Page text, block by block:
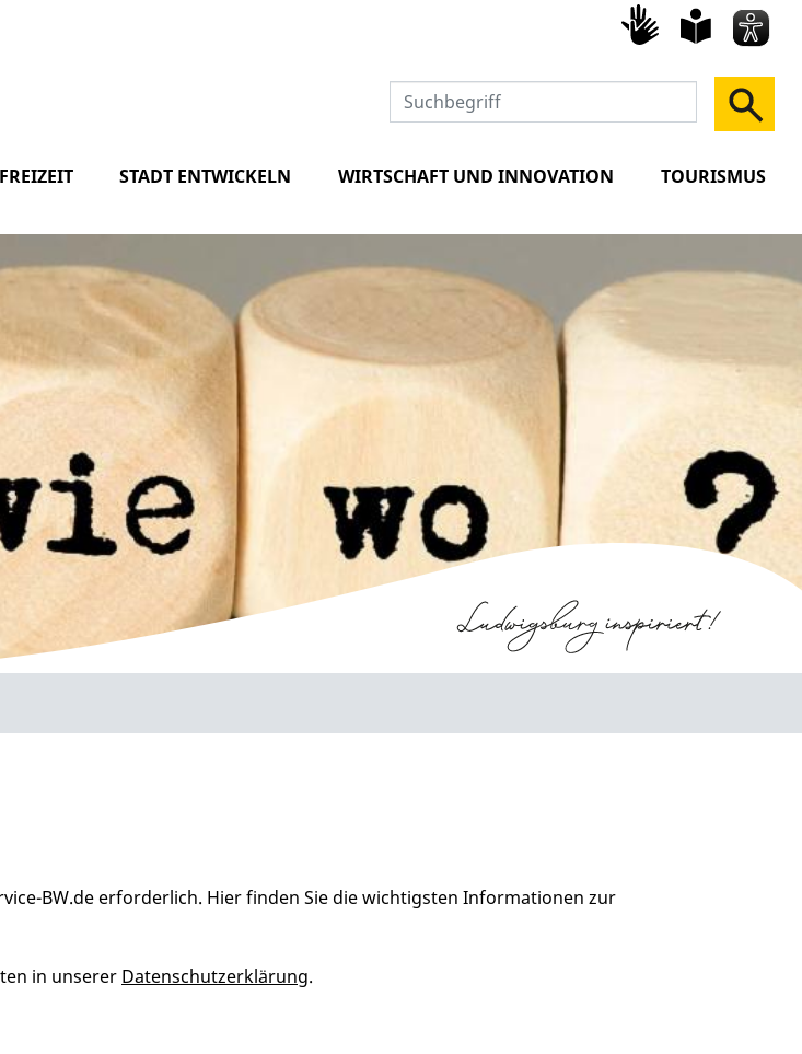
STADT ENTWICKELN WIRTSCHAFT UND INNOVATION TOURISMUS
BW.de erforderlich. Hier finden Sie die wichtigsten Informationen zur
in unserer Datenschutzerklärung.